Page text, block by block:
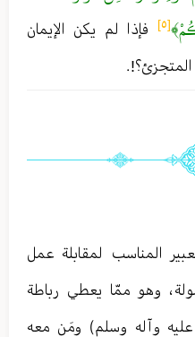
[٥]
فإذا لم يكن الإيمان
المتجزئ؟! .
المناسب لمقابلة عمل
، وهو ممّا يعطي رباطة
عليه وآله وسلم) ومَن معه